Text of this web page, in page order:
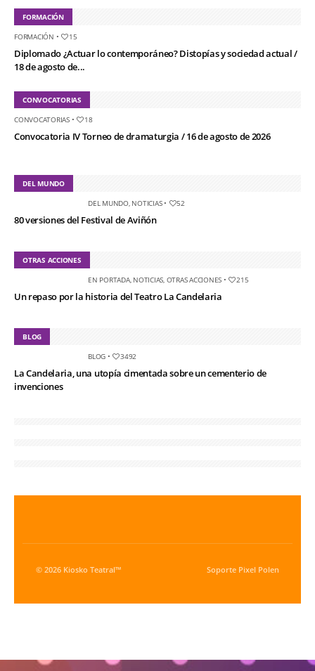
FORMACIÓN
FORMACIÓN • 15
Diplomado ¿Actuar lo contemporáneo? Distopías y sociedad actual /
18 de agosto de...
CONVOCATORIAS
CONVOCATORIAS• 18
Convocatoria IV Torneo de dramaturgia / 16 de agosto de 2026
DEL MUNDO
DEL MUNDO, NOTICIAS• 52
80 versiones del Festival de Aviñón
OTRAS ACCIONES
EN PORTADA, NOTICIAS, OTRAS ACCIONES • 215
Un repaso por la historia del Teatro La Candelaria
BLOG
BLOG • 3492
La Candelaria, una utopía cimentada sobre un cementerio de
invenciones
© 2026 Kiosko Teatral™ Soporte Pixel Polen